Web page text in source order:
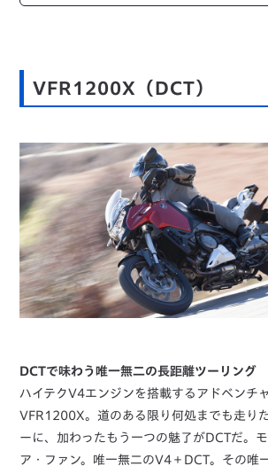
VFR1200X （DCT）
DCTで味わう唯一無二の長距離ツーリング
ハイテクV4エンジンを搭載するアドベンチ
VFR1200X。道のある限り何処までも走り
ーに、加わったもう一つの魅了がDCTだ。
ア・ファン。唯一無二のV4＋DCT。その唯